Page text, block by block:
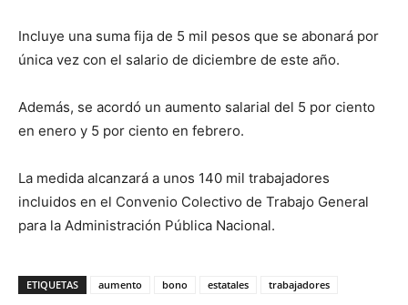
Incluye una suma fija de 5 mil pesos que se abonará por
única vez con el salario de diciembre de este año.
Además, se acordó un aumento salarial del 5 por ciento
en enero y 5 por ciento en febrero.
La medida alcanzará a unos 140 mil trabajadores
incluidos en el Convenio Colectivo de Trabajo General
para la Administración Pública Nacional.
ETIQUETAS aumento bono estatales trabajadores